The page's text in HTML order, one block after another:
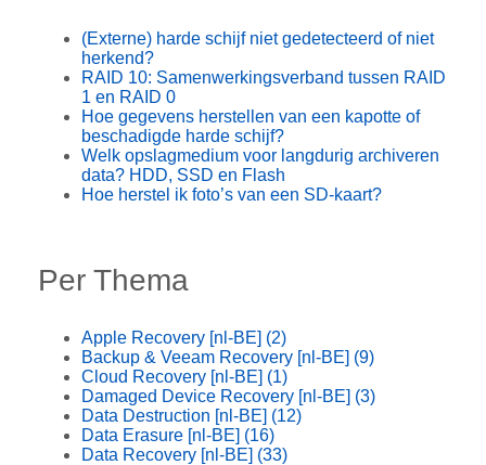
(Externe) harde schijf niet gedetecteerd of niet
herkend?
RAID 10: Samenwerkingsverband tussen RAID
1 en RAID 0
Hoe gegevens herstellen van een kapotte of
beschadigde harde schijf?
Welk opslagmedium voor langdurig archiveren
data? HDD, SSD en Flash
Hoe herstel ik foto’s van een SD-kaart?
Per Thema
Apple Recovery [nl-BE] (2)
Backup & Veeam Recovery [nl-BE] (9)
Cloud Recovery [nl-BE] (1)
Damaged Device Recovery [nl-BE] (3)
Data Destruction [nl-BE] (12)
Data Erasure [nl-BE] (16)
Data Recovery [nl-BE] (33)